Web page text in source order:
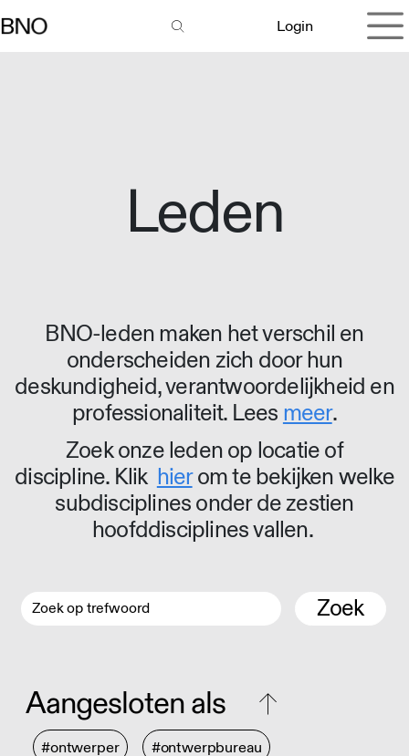
Login
Leden
BNO-leden maken het verschil en
onderscheiden zich door hun
deskundigheid, verantwoordelijkheid en
professionaliteit. Lees meer.
Zoek onze leden op locatie of
discipline. Klik hierom te bekijken welke
subdisciplines onder de zestien
hoofddisciplines vallen.
Zoek
Aangesloten als
#ontwerper #ontwerpbureau